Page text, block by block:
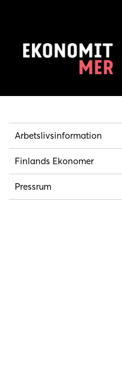
Arbetslivsinformation
Finlands Ekonomer
Pressrum